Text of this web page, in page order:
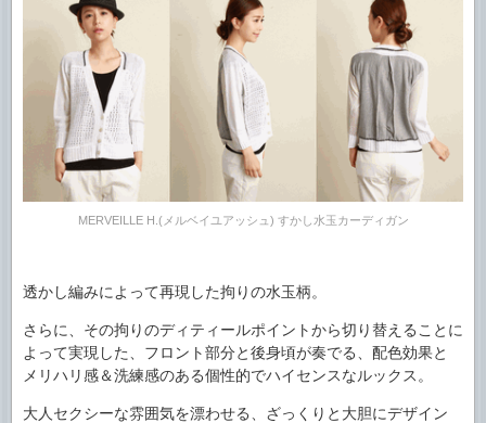
MERVEILLE H.(メルベイユアッシュ) すかし水玉カーディガン
透かし編みによって再現した拘りの水玉柄。
さらに、その拘りのディティールポイントから切り替えることに
よって実現した、フロント部分と後身頃が奏でる、配色効果と
メリハリ感＆洗練感のある個性的でハイセンスなルックス。
大人セクシーな雰囲気を漂わせる、ざっくりと大胆にデザイン